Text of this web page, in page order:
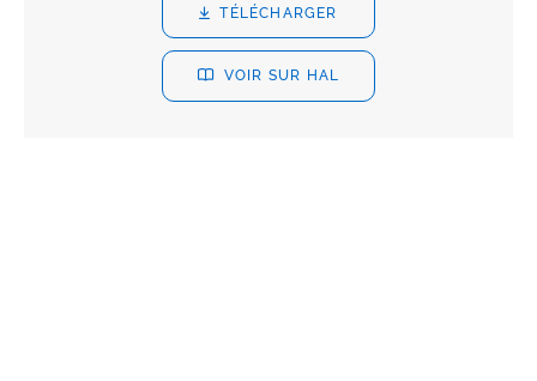
TÉLÉCHARGER
VOIR SUR HAL